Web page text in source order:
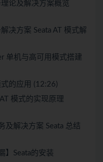
论及解决方案概览
决方案 Seata AT 模式解
单机与高可用模式搭建
的应用 (12:26)
模式的实现原理
及解决方案 Seata 总结
】Seata的安装